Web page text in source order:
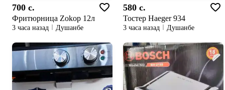
700 c.
Фритюрница Zokop 12л
3 часа назад Душанбе
580 c.
Тостер Haeger 934
3 часа назад Душанбе